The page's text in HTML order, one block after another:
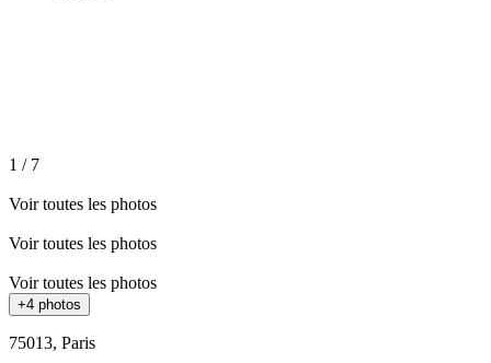
1 / 7
Voir toutes les photos
Voir toutes les photos
Voir toutes les photos
+4 photos
75013, Paris